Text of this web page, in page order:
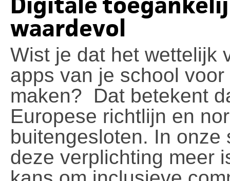
waardevol
Wist je dat het wettelijk
apps van je school
maken? Dat betekent
Europese richtlijn en
buitengesloten. In
deze verplichting meer